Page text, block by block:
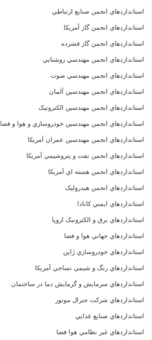
استانداردهاي انجمن صنايع ارتباطي
استانداردهاي انجمن گاز آمريکا
استانداردهاي انجمن گاز فشرده
استانداردهاي انجمن مهندسي روشنايي
استانداردهاي انجمن مهندسي صوت
استانداردهاي انجمن مهندسين آلمان
استانداردهاي انجمن مهندسين الکترونيک
استانداردهاي انجمن مهندسين خودروسازي و هوا و فضا
استانداردهاي انجمن مهندسين عمران آمريکا
استانداردهاي انجمن نفت و پتروشيمي آمريکا
استانداردهاي انجمن هسته اي آمريکا
استانداردهاي انجمن هيدروليک
استانداردهاي ايمني کانادا
استانداردهاي برق و الکترونبک اروپا
استانداردهاي جهاني هوا و فضا
استانداردهاي خودروسازي ژاپن
استانداردهاي رنگ و شيمي نساجي آمريکا
استانداردهاي سرمايش و گرمايش دما در ساختمان
استانداردهاي شرکت جنرال موتور
استانداردهاي صنايع غذايي
استانداردهاي غير نظامي هوا فضا